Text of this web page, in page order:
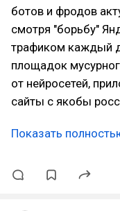
ботов и фродов
смотря "борьбу"
трафиком каждый
площадок
от нейросетей,
сайты с якобы
Показать